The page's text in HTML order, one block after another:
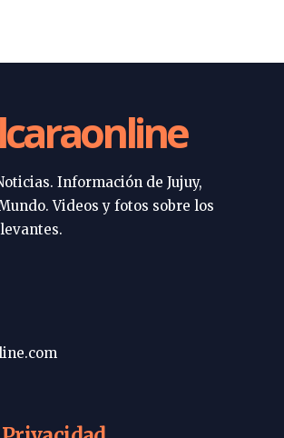
Información de Jujuy,
Videos y fotos sobre los